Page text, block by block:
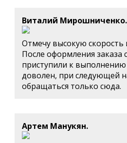
Виталий Мирошниченко.
Отмечу высокую скорость
После оформления заказа
приступили к выполнению
доволен, при следующей
обращаться только сюда.
Артем Манукян.